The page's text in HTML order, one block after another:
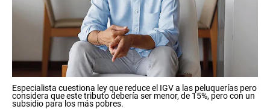
Especialista cuestiona ley que reduce el IGV a las peluquerías pero
considera que este tributo debería ser menor, de 15%, pero con un
subsidio para los más pobres.